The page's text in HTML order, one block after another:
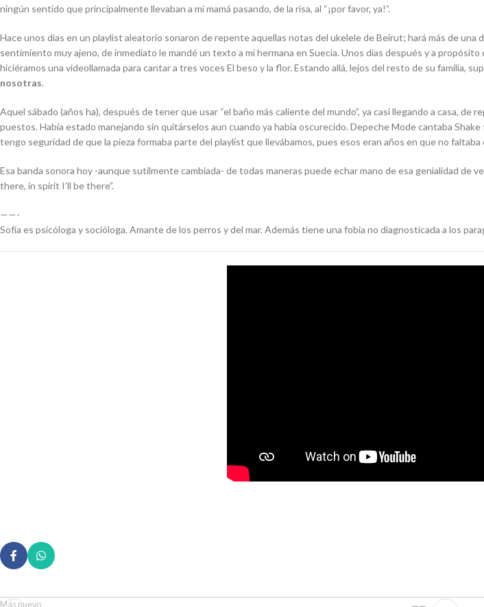
ningún sentido que principalmente llevaban a mi mamá pasando, de la risa, al “¡por favor, ya!”.
Hace unos días en un playlist aleatorio sonaron de repente aquellas notas del ukelele de Beirut; hará más de una
sentimiento muy ajeno, de inmediato le mandé un texto a mi hermana en Suecia. Unos días después y a propósito
hiciéramos una videollamada para cantar a tres voces El beso y la flor. Estando allá, lejos del resto de su familia,
nosotras.
Aquel sábado (años ha), después de tener que usar “el baño más caliente del mundo”, ya casi llegando a casa,
puestos. Había estado manejando sin quitárselos aun cuando ya había oscurecido. Depeche Modecantaba Shake
tengo seguridad de que la pieza formaba parte del playlist que llevábamos, pues esos eran años en que no
Esa banda sonora hoy -aunque sutilmente cambiada- de todas maneras puede echar mano de esa genialidad de
there, in spirit I’ll be there”.
——-
Sofía es psicóloga y socióloga. Amante de los perros y del mar. Además tiene una fobia no diagnosticada a los
Más nuevo